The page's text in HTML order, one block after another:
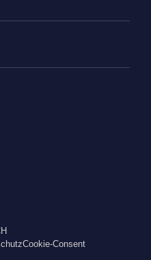
Cookie-Consent